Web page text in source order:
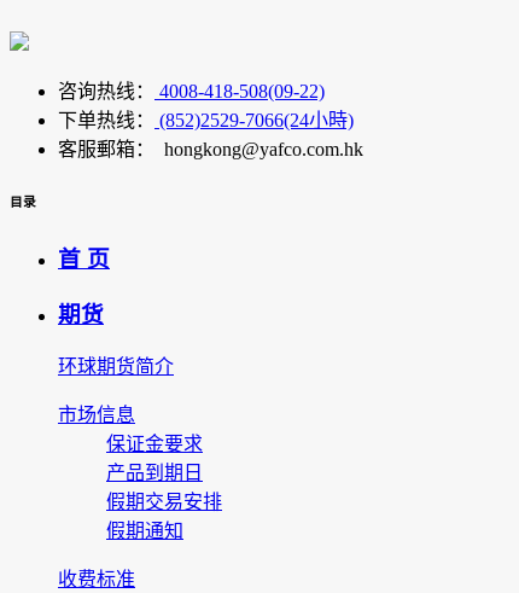
咨询热线：
4008-418-508(09-22)
下单热线：
(852)2529-7066(24小時)
客服郵箱： hongkong@yafco.com.hk
目录
首 页
期货
环球期货简介
市场信息
保证金要求
产品到期日
假期交易安排
假期通知
收费标准